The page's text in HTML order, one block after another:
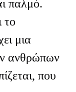
παλμό.
το
μια
ανθρώπων
που